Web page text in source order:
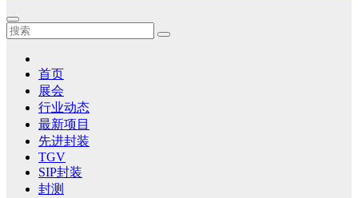
首页
展会
行业动态
最新项目
先进封装
TGV
SIP封装
封测